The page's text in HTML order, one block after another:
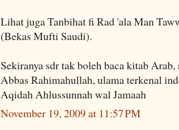
Lihat juga Tanbihat fi Rad 'ala Man
(Bekas Mufti Saudi).
Sekiranya sdr tak boleh baca kitab
Abbas Rahimahullah, ulama terkenal
Aqidah Ahlussunnah wal Jamaah
November 19, 2009 at 11:57 PM